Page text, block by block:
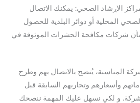
الإرشاد الصحي: يمكنك الاتصال
المحلية أو دوائر البلدية للحصول
شركات مكافحة الحشرات الموثوقة في
المناسبة، يُنصح بالاتصال بهم وطرح
وأسعارهم وتجاربهم السابقة قبل
الشركة. و لكي نسهل عليك المهمة ننصحك